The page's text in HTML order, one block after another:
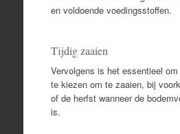
en voldoende voedingsstoffen.
Tijdig zaaien
Vervolgens is het essentieel
te kiezen om te zaaien, bij
of de herfst wanneer de
is.